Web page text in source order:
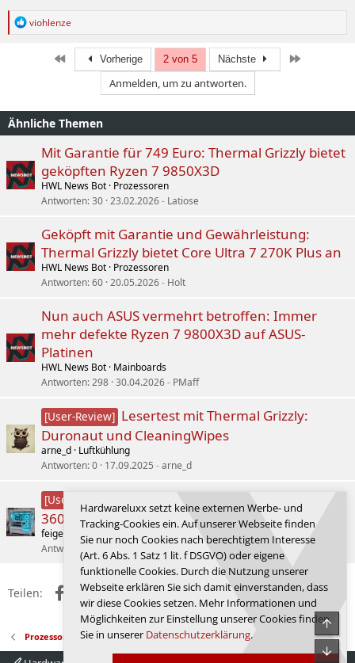
R
n
e
n
viohlenze
Erste Vorherige 2 von 5 Nächste
Anmelden, um zu antworten.
Ähnliche Themen
Mit Garantie für 749 Euro: Thermal Grizzly bietet
geköpften Ryzen 7 9850X3D
HWL News Bot Prozessoren
Antworten 30 23.02.2026 Latiose
Geköpft mit Garantie und Gewährleistung:
Thermal Grizzly bietet Core Ultra 7 270K Plus an
HWL News Bot Prozessoren
Antworten 60 20.05.2026 Holt
Nun auch ASUS vermehrt betroffen: Immer
mehr defekte Ryzen 7 9800X3D auf ASUS-
Platinen
HWL News Bot Mainboards
Antworten 298 30.04.2026 PMaff
[User-Review] Lesertest mit Thermal Grizzly:
Duronaut und CleaningWipes
arne_d Luftkühlung
Antworten 0 17.09.2025 arne_d
[User-Review]
360
feigenbaum
Wasserkühlung
Antworten
17.12.2025 feigenbaum
Teilen: FacebookX (Twitter)
RedditWhatsApp
E-MailLink
Prozessoren
Hardwareluxx setzt keine externen Werbe- und
Tracking-Cookies ein. Auf unserer Webseite finden
Sie nur noch Cookies nach berechtigtem Interesse
(Art. 6 Abs. 1 Satz 1 lit. f DSGVO) oder eigene
funktionelle Cookies. Durch die Nutzung unserer
Webseite erklären Sie sich damit einverstanden, dass
wir diese Cookies setzen. Mehr Informationen und
Möglichkeiten zur Einstellung unserer Cookies finden
Sie in unserer Datenschutzerklärung.